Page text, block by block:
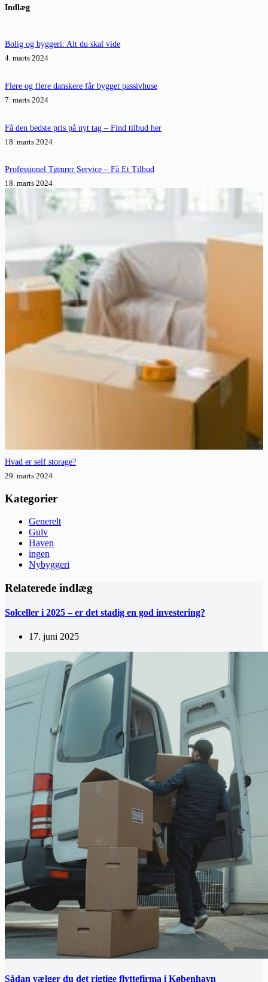
resultater
Indlæg
Bolig og byggeri: Alt du skal vide
4. marts 2024
Flere og flere danskere får bygget passivhuse
7. marts 2024
Få den bedste pris på nyt tag – Find tilbud her
18. marts 2024
Professionel Tømrer Service – Få Et Tilbud
18. marts 2024
Hvad er self storage?
29. marts 2024
Kategorier
Generelt
Gulv
Haven
ingen
Nybyggeri
Relaterede indlæg
Solceller i 2025 – er det stadig en god investering?
17. juni 2025
Sådan vælger du det rigtige flyttefirma i København